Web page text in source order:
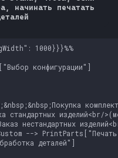
начинать печатать
1000}}}%%
конфигурации"]
стандартных изделий<br/
нестандартных
-->
деталей"]